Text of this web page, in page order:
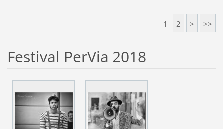
1 2 > >>
Festival PerVia 2018